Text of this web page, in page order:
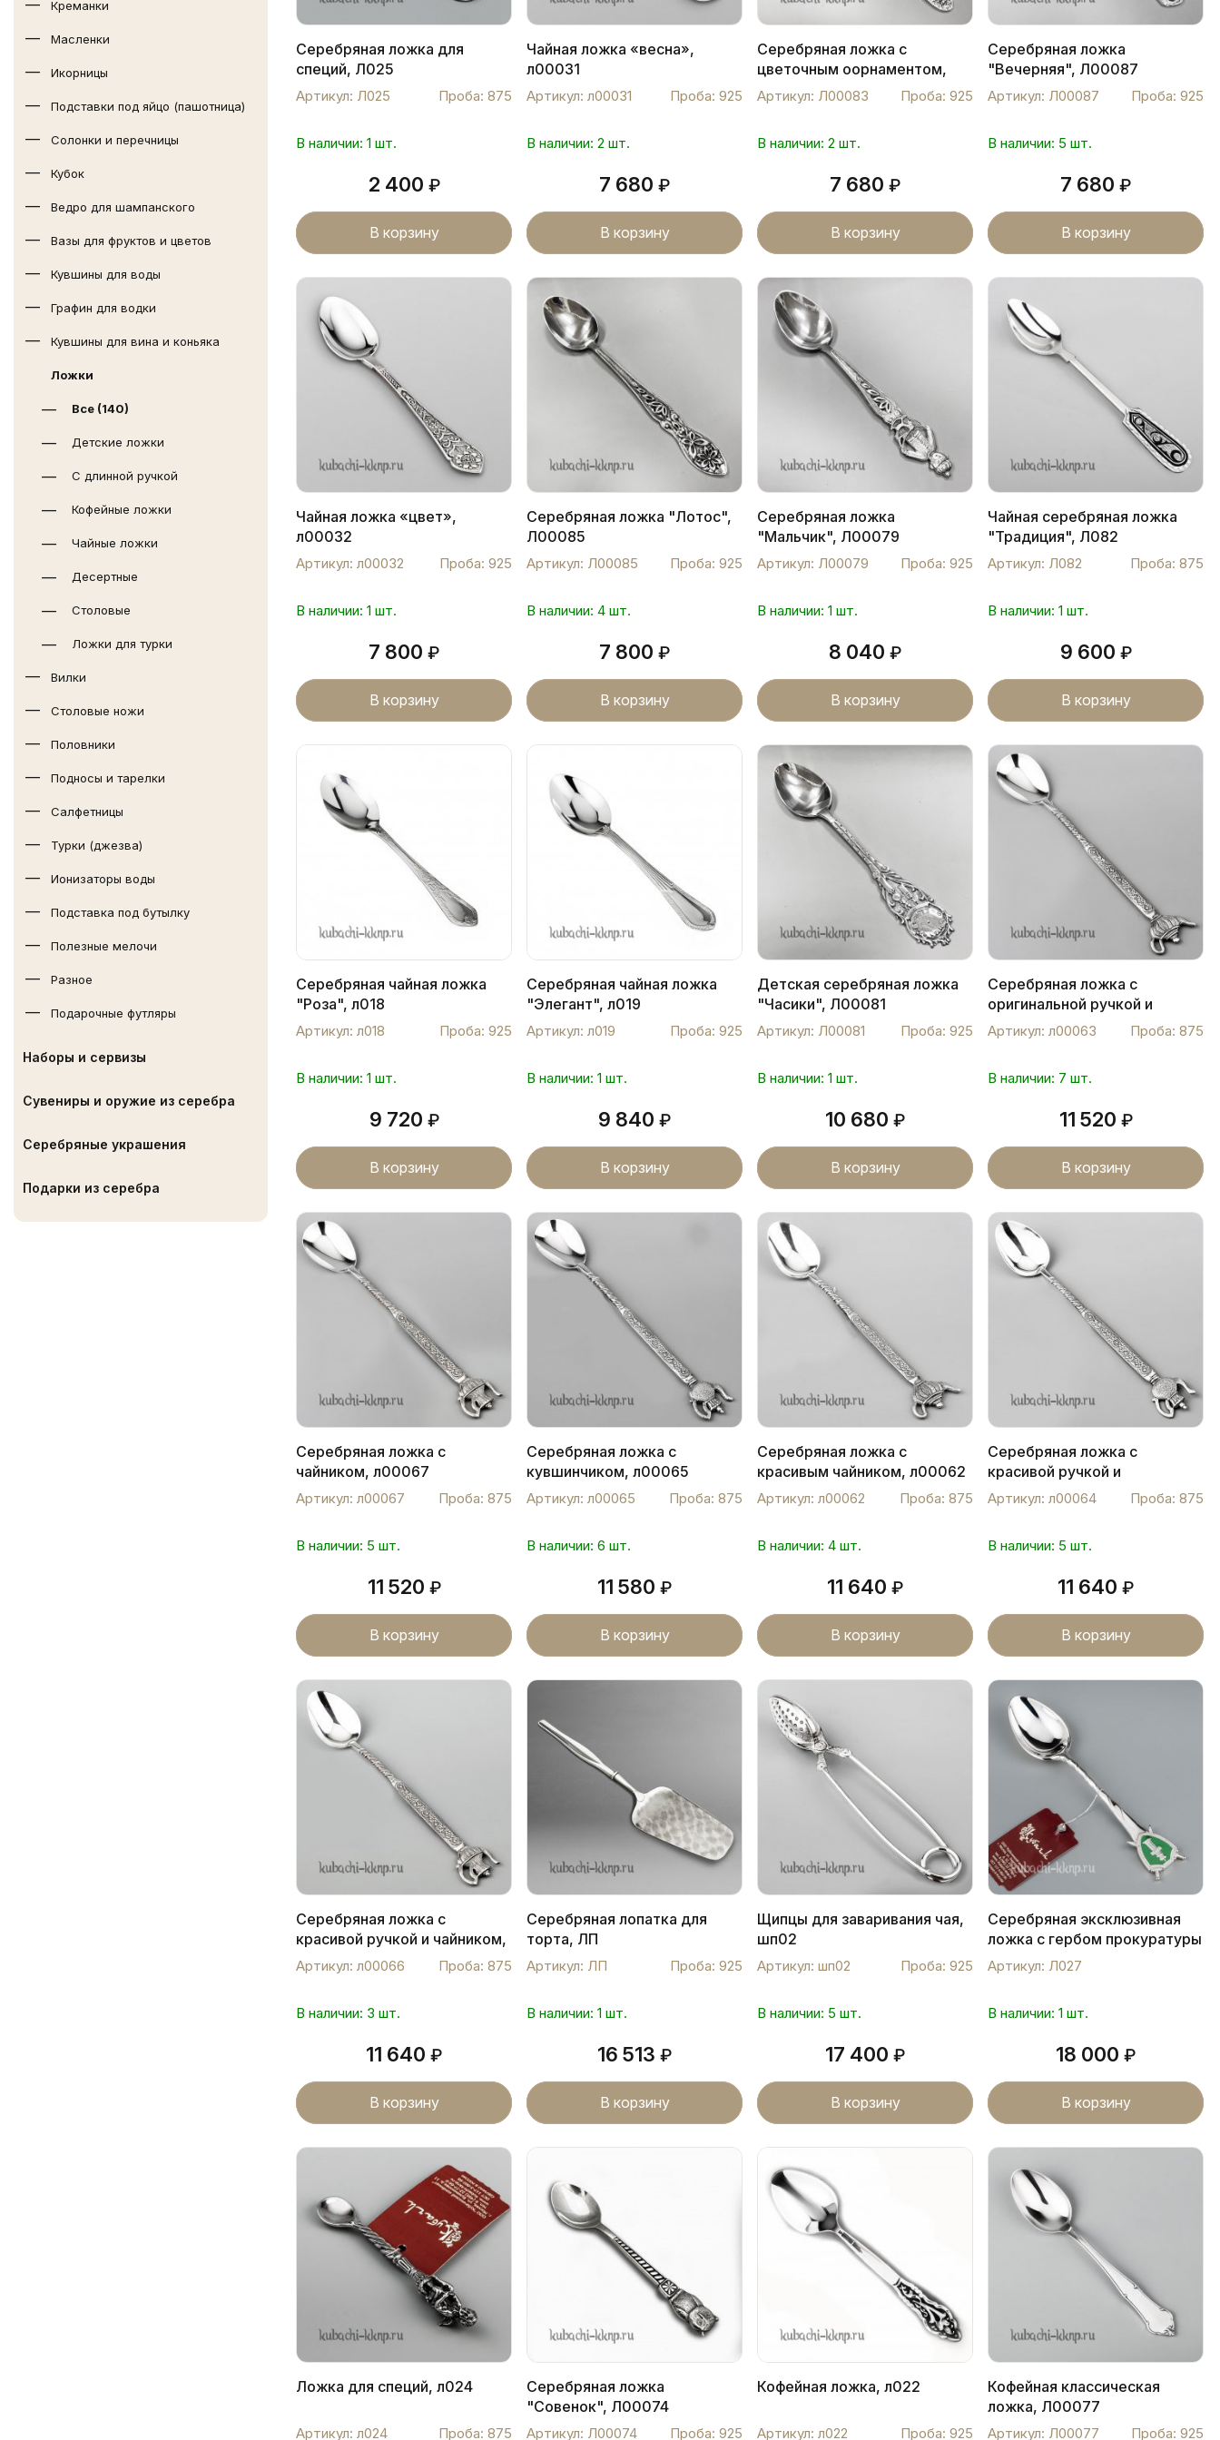
Креманки
Масленки
Икорницы
Подставки под яйцо (пашотница)
Солонки и перечницы
Кубок
Ведро для шампанского
Вазы для фруктов и цветов
Кувшины для воды
Графин для водки
Кувшины для вина и коньяка
Ложки
Все (140)
Детские ложки
С длинной ручкой
Кофейные ложки
Чайные ложки
Десертные
Столовые
Ложки для турки
Вилки
Столовые ножи
Половники
Подносы и тарелки
Салфетницы
Турки (джезва)
Ионизаторы воды
Подставка под бутылку
Полезные мелочи
Разное
Подарочные футляры
Наборы и сервизы
Сувениры и оружие из серебра
Серебряные украшения
Подарки из серебра
Серебряная ложка для
специй, Л025
Артикул: Л025 Проба: 875
В наличии: 1 шт.
2 400 ₽
В корзину
Чайная ложка «весна»,
л00031
Артикул: л00031 Проба: 925
В наличии: 2 шт.
7 680 ₽
В корзину
Серебряная ложка с
цветочным оорнаментом,
Л00083
Артикул: Л00083 Проба: 925
В наличии: 2 шт.
7 680 ₽
В корзину
Серебряная ложка
"Вечерняя", Л00087
Артикул: Л00087 Проба: 925
В наличии: 5 шт.
7 680 ₽
В корзину
Чайная ложка «цвет»,
л00032
Артикул: л00032 Проба: 925
В наличии: 1 шт.
7 800 ₽
В корзину
Серебряная ложка "Лотос",
Л00085
Артикул: Л00085 Проба: 925
В наличии: 4 шт.
7 800 ₽
В корзину
Серебряная ложка
"Мальчик", Л00079
Артикул: Л00079 Проба: 925
В наличии: 1 шт.
8 040 ₽
В корзину
Чайная серебряная ложка
"Традиция", Л082
Артикул: Л082 Проба: 875
В наличии: 1 шт.
9 600 ₽
В корзину
Серебряная чайная ложка
"Роза", л018
Артикул: л018 Проба: 925
В наличии: 1 шт.
9 720 ₽
В корзину
Серебряная чайная ложка
"Элегант", л019
Артикул: л019 Проба: 925
В наличии: 1 шт.
9 840 ₽
В корзину
Детская серебряная ложка
"Часики", Л00081
Артикул: Л00081 Проба: 925
В наличии: 1 шт.
10 680 ₽
В корзину
Серебряная ложка с
оригинальной ручкой и
красивым чайником, л00063
Артикул: л00063 Проба: 875
В наличии: 7 шт.
11 520 ₽
В корзину
Серебряная ложка с
чайником, л00067
Артикул: л00067 Проба: 875
В наличии: 5 шт.
11 520 ₽
В корзину
Серебряная ложка с
кувшинчиком, л00065
Артикул: л00065 Проба: 875
В наличии: 6 шт.
11 580 ₽
В корзину
Серебряная ложка с
красивым чайником, л00062
Артикул: л00062 Проба: 875
В наличии: 4 шт.
11 640 ₽
В корзину
Серебряная ложка с
красивой ручкой и
кувшинчиком, л00064
Артикул: л00064 Проба: 875
В наличии: 5 шт.
11 640 ₽
В корзину
Серебряная ложка с
красивой ручкой и чайником,
л00066
Артикул: л00066 Проба: 875
В наличии: 3 шт.
11 640 ₽
В корзину
Серебряная лопатка для
торта, ЛП
Артикул: ЛП Проба: 925
В наличии: 1 шт.
16 513 ₽
В корзину
Щипцы для заваривания чая,
шп02
Артикул: шп02 Проба: 925
В наличии: 5 шт.
17 400 ₽
В корзину
Серебряная эксклюзивная
ложка с гербом прокуратуры
"Законъ", Л027
Артикул: Л027
В наличии: 1 шт.
18 000 ₽
В корзину
Ложка для специй, л024
Артикул: л024 Проба: 875
Серебряная ложка
"Совенок", Л00074
Артикул: Л00074 Проба: 925
Кофейная ложка, л022
Артикул: л022 Проба: 925
Кофейная классическая
ложка, Л00077
Артикул: Л00077 Проба: 925